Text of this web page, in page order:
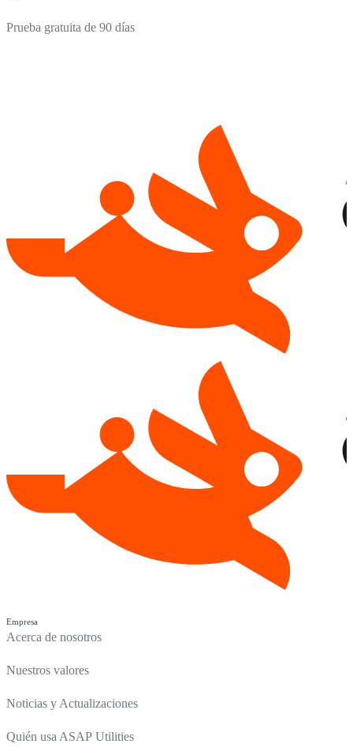
Prueba gratuita de 90 días
Empresa
Acerca de nosotros
Nuestros valores
Noticias y Actualizaciones
Quién usa ASAP Utilities